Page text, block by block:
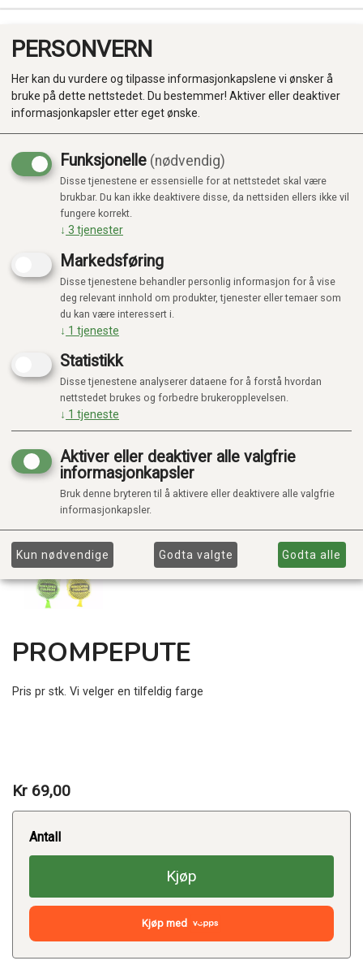
Produkter
Kategorier
PROMPEPUTE
Pris pr stk. Vi velger en tilfeldig farge
Kr 69,00
Antall
Kjøp
Kjøp med
PERSONVERN
Her kan du vurdere og tilpasse informasjonkapslene vi ønsker å
bruke på dette nettstedet. Du bestemmer! Aktiver eller deaktiver
informasjonkapsler etter eget ønske.
Funksjonelle (nødvendig)
Disse tjenestene er essensielle for at nettstedet skal være
brukbar. Du kan ikke deaktivere disse, da nettsiden ellers ikke vil
fungere korrekt.
↓ 3 tjenester
Markedsføring
Disse tjenestene behandler personlig informasjon for å vise
deg relevant innhold om produkter, tjenester eller temaer som
du kan være interessert i.
↓ 1 tjeneste
Statistikk
Disse tjenestene analyserer dataene for å forstå hvordan
nettstedet brukes og forbedre brukeropplevelsen.
↓ 1 tjeneste
Aktiver eller deaktiver alle valgfrie
informasjonkapsler
Bruk denne bryteren til å aktivere eller deaktivere alle valgfrie
informasjonkapsler.
Kun nødvendige Godta valgte Godta alle